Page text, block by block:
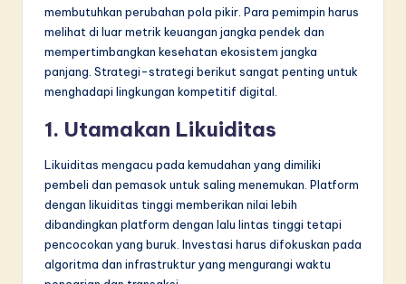
membutuhkan perubahan pola pikir. Para pemimpin harus
melihat di luar metrik keuangan jangka pendek dan
mempertimbangkan kesehatan ekosistem jangka
panjang. Strategi-strategi berikut sangat penting untuk
menghadapi lingkungan kompetitif digital.
1. Utamakan Likuiditas
Likuiditas mengacu pada kemudahan yang dimiliki
pembeli dan pemasok untuk saling menemukan. Platform
dengan likuiditas tinggi memberikan nilai lebih
dibandingkan platform dengan lalu lintas tinggi tetapi
pencocokan yang buruk. Investasi harus difokuskan pada
algoritma dan infrastruktur yang mengurangi waktu